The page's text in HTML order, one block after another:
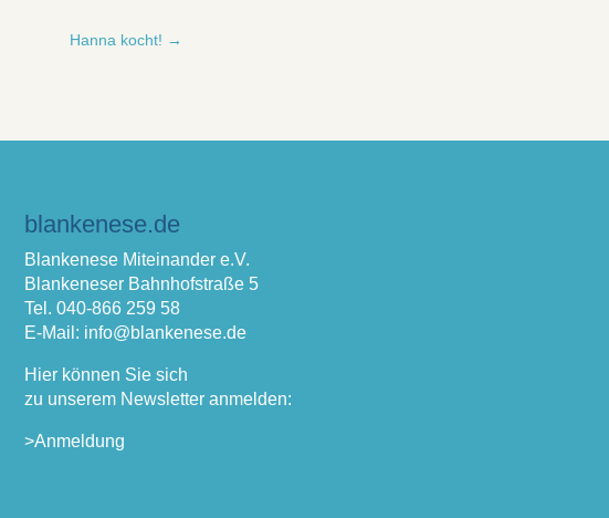
Hanna kocht! →
blankenese.de
Blankenese Miteinander e.V.
Blankeneser Bahnhofstraße 5
Tel. 040-866 259 58
E-Mail: info@blankenese.de
Hier können Sie sich
zu unserem Newsletter anmelden:
>Anmeldung